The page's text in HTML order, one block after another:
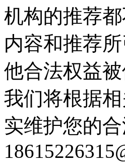
机构的推荐
内容和推荐
他合法权益
我们将根据
实维护您的